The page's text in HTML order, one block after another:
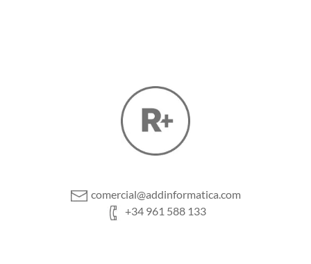
comercial@addinformatica.com
+34 961 588 133